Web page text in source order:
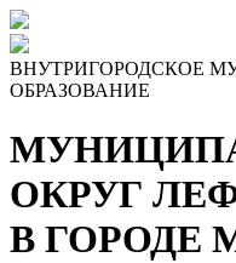
ВНУТРИГОРОДСКОЕ
ОБРАЗОВАНИЕ
ОКРУГ
В ГОРОДЕ